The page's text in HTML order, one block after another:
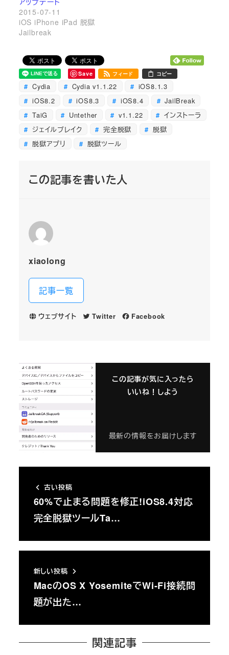
2015-07-11
iOS iPhone iPad 脱獄
Jailbreak
Save フィード コピー
Cydia Cydia v1.1.22
iOS8.1.3
iOS8.2
iOS8.3 iOS8.4
JailBreak
TaiG
Untether v1.1.22
インストーラ
ジェイルブレイク
完全脱獄
脱獄
脱獄アプリ
脱獄ツール
この記事を書いた人
xiaolong
記事一覧
ウェブサイト Twitter Facebook
この記事が気に入ったら
いいね！しよう
最新の情報をお届けします
古い投稿
60%で止まる問題を修正!iOS8.4対応
完全脱獄ツールTa…
新しい投稿
MacのOS X YosemiteでWi-Fi接続問
題が出た…
関連記事